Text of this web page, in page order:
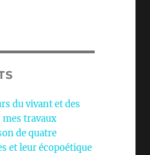
du vivant et des
travaux
de quatre
et leur écopoétique